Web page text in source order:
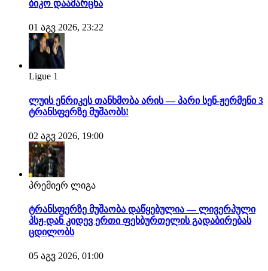
ბიკო დაამარცხა
01 აგვ 2026, 23:22
Ligue 1
ლუის ენრიკეს თანხმობა არის — პარი სენ-ჟერმენი 3
ტრანსფერზე მუშაობს!
02 აგვ 2026, 19:00
პრემიერ ლიგა
ტრანსფერზე მუშაობა დაწყებულია — ლივერპული
პსჟ-დან კიდევ ერთი ფეხბურთელის გადაბირებას
ცდილობს
05 აგვ 2026, 01:00